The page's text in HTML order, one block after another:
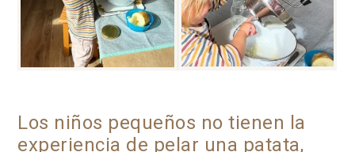
Los niños pequeños no tienen la
experiencia de pelar una patata,